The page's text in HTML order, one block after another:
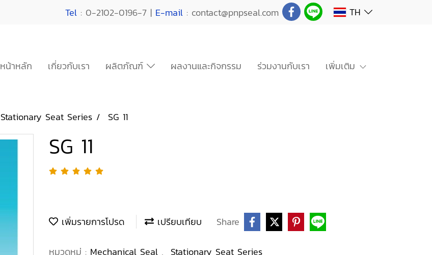
Tel : 0-2102-0196-7 | E-mail : contact@pnpseal.com TH
หน้าหลัก เกี่ยวกับเรา ผลิตภัณฑ์ ผลงานและกิจกรรม ร่วมงานกับเรา เพิ่มเติม
Stationary Seat Series SG 11
SG 11
เพิ่มรายการโปรด เปรียบเทียบ Share
หมวดหมู่ : Mechanical Seal , Stationary Seat Series